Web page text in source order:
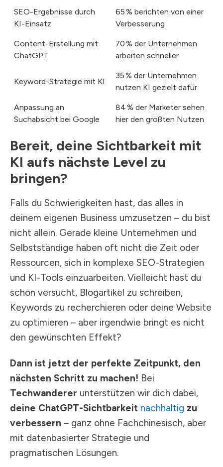
SEO-Ergebnisse durch
KI-Einsatz
65 % berichten von einer
Verbesserung
Content-Erstellung mit
ChatGPT
70 % der Unternehmen
arbeiten schneller
Keyword-Strategie mit KI
35 % der Unternehmen
nutzen KI gezielt dafür
Anpassung an
Suchabsicht bei Google
84 % der Marketer sehen
hier den größten Nutzen
Bereit, deine Sichtbarkeit mit
KI aufs nächste Level zu
bringen?
Falls du Schwierigkeiten hast, das alles in
deinem eigenen Business umzusetzen – du bist
nicht allein. Gerade kleine Unternehmen und
Selbstständige haben oft nicht die Zeit oder
Ressourcen, sich in komplexe SEO-Strategien
und KI-Tools einzuarbeiten. Vielleicht hast du
schon versucht, Blogartikel zu schreiben,
Keywords zu recherchieren oder deine Website
zu optimieren – aber irgendwie bringt es nicht
den gewünschten Effekt?
Dann ist jetzt der perfekte Zeitpunkt, den
nächsten Schritt zu machen! Bei
Techwanderer unterstützen wir dich dabei,
deine ChatGPT-Sichtbarkeit nachhaltig zu
verbessern – ganz ohne Fachchinesisch, aber
mit datenbasierter Strategie und
pragmatischen Lösungen.